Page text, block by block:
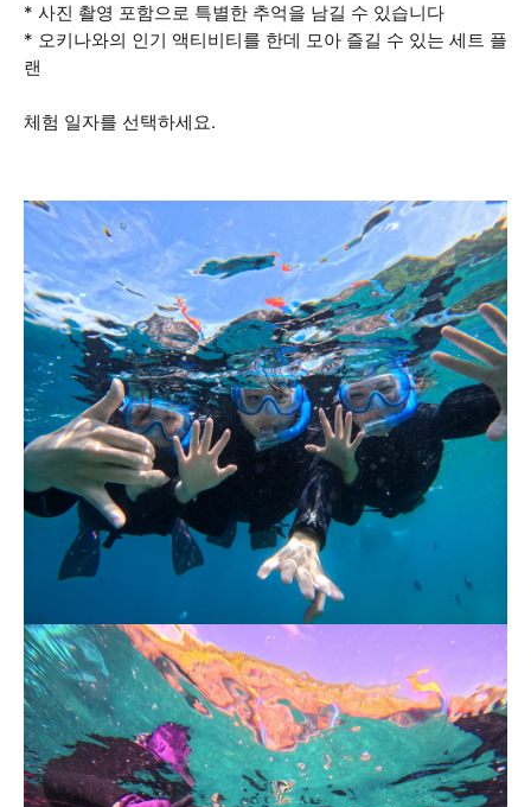
* 사진 촬영 포함으로 특별한 추억을 남길 수 있습니다
* 오키나와의 인기 액티비티를 한데 모아 즐길 수 있는 세트 플
랜
체험 일자를 선택하세요.